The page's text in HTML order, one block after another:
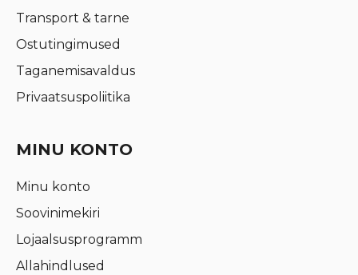
Transport & tarne
Ostutingimused
Taganemisavaldus
Privaatsuspoliitika
MINU KONTO
Minu konto
Soovinimekiri
Lojaalsusprogramm
Allahindlused